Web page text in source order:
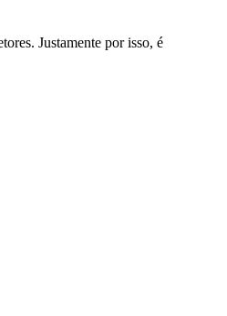
Justamente por isso, é